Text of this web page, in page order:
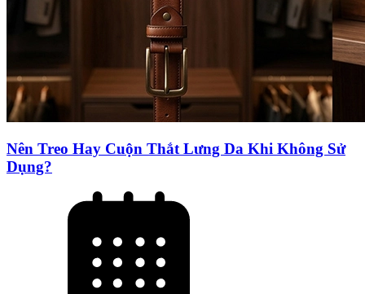
Nên Treo Hay Cuộn Thắt Lưng Da Khi Không Sử
Dụng?